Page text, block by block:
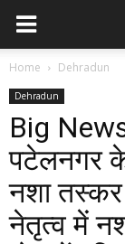
Home Dehradun
Dehradun
Big
पटेलनगर के
नशा
नेतृत्व में